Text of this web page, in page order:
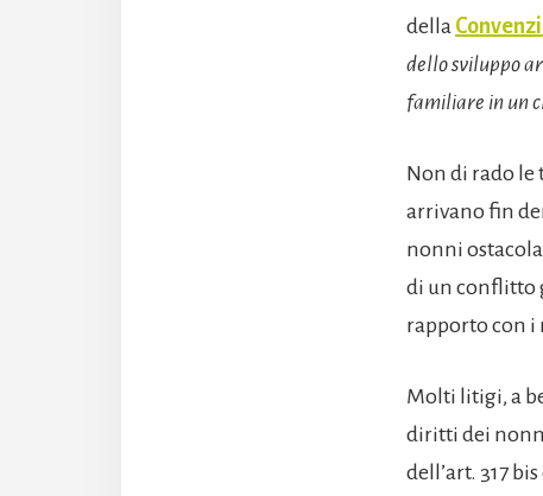
della
dello sviluppo
familiare in un
Non di rado
arrivano fin
nonni
di un conflitto
rapporto con
Molti litigi, a
diritti dei
dell’art. 317